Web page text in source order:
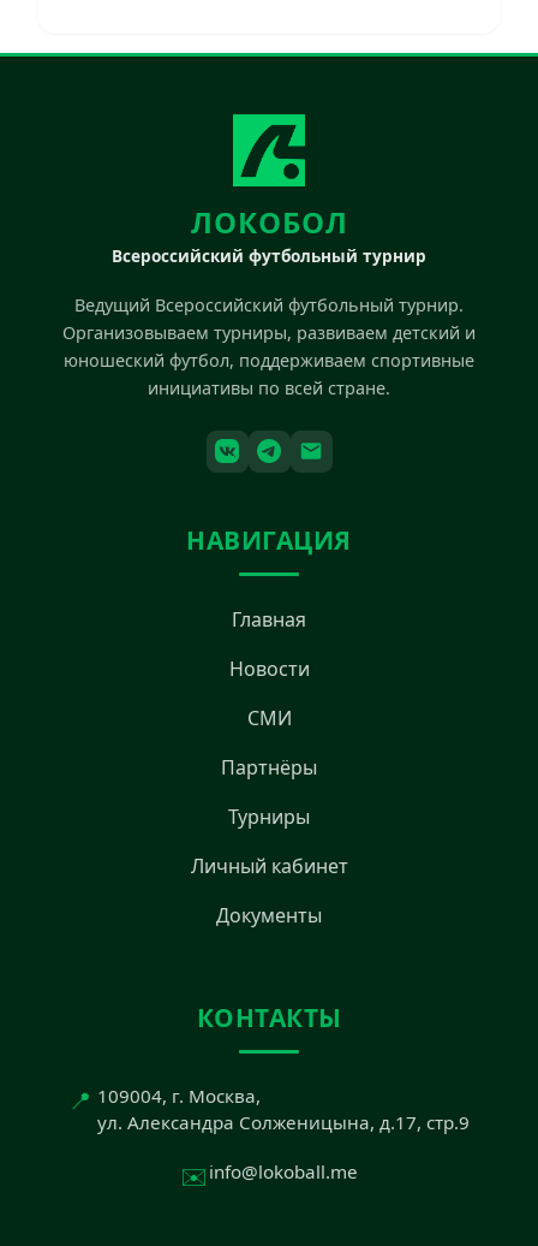
ЛОКОБОЛ
Всероссийский футбольный турнир
Ведущий Всероссийский футбольный турнир.
Организовываем турниры, развиваем детский и
юношеский футбол, поддерживаем спортивные
инициативы по всей стране.
НАВИГАЦИЯ
Главная
Новости
СМИ
Партнёры
Турниры
Личный кабинет
Документы
КОНТАКТЫ
📍 109004, г. Москва,
ул. Александра Солженицына, д.17, стр.9
✉️ info@lokoball.me